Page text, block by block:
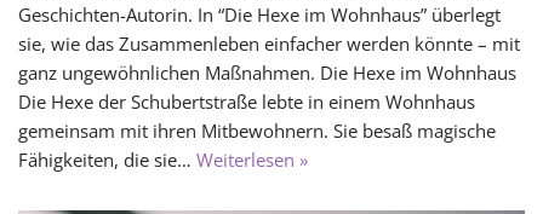
Geschichten-Autorin. In “Die Hexe im Wohnhaus” überlegt
sie, wie das Zusammenleben einfacher werden könnte – mit
ganz ungewöhnlichen Maßnahmen. Die Hexe im Wohnhaus
Die Hexe der Schubertstraße lebte in einem Wohnhaus
gemeinsam mit ihren Mitbewohnern. Sie besaß magische
Fähigkeiten, die sie… Weiterlesen »